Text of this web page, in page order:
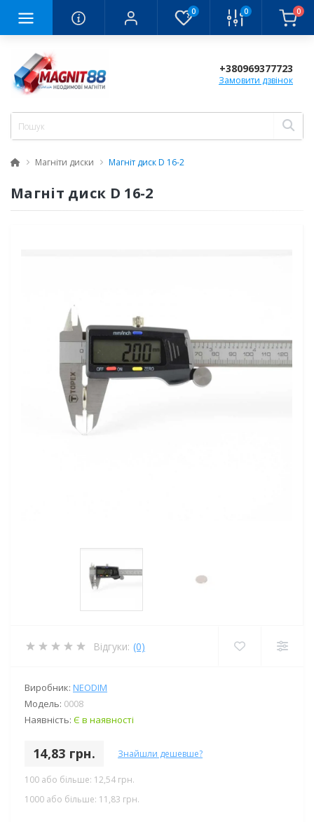
0 0 0
+380969377723
Замовити дзвінок
Магніти диски Магніт диск D 16-2
Магніт диск D 16-2
Відгуки: (0)
Виробник: NEODIM
Модель: 0008
Наявність: Є в наявності
14,83 грн. Знайшли дешевше?
100 або більше: 12,54 грн.
1000 або більше: 11,83 грн.